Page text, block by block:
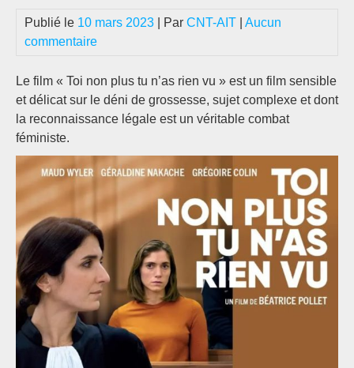
Publié le 10 mars 2023 | Par CNT-AIT
Aucun
commentaire
Le film « Toi non plus tu n’as rien vu » est un film sensible
et délicat sur le déni de grossesse, sujet complexe et dont
la reconnaissance légale est un véritable combat
féministe.